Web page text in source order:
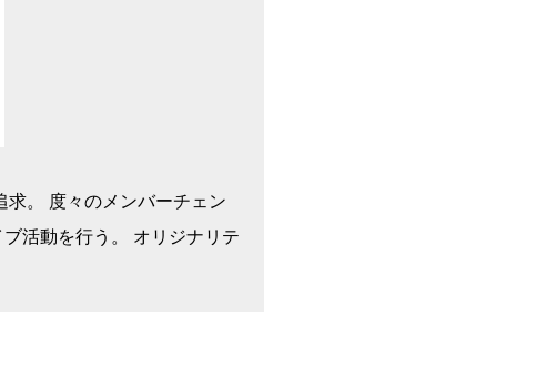
。 度々のメンバーチェン
活動を行う。 オリジナリテ